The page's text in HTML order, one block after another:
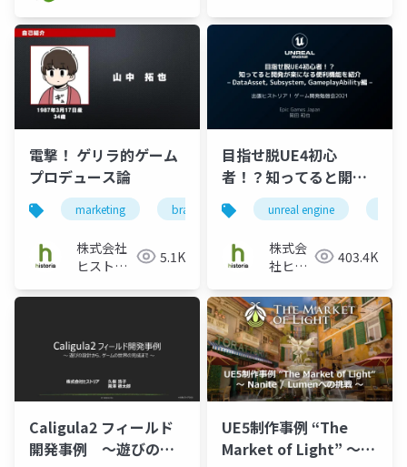
電撃！ ゲリラ的ゲーム
プロデュース論
marketing branding game
株式会社
ヒストリ
5.1K
目指せ脱UE4初心
者！？知ってると開発
が楽になる便利機能を
紹介 - DataAsset,
Subsystem,
GameplayAbility編 -
unreal engine
株式会
社ヒス
403.4K
Caligula2 フィールド
開発事例 ～遊びの設
UE5制作事例 “The
Market of Light” ～